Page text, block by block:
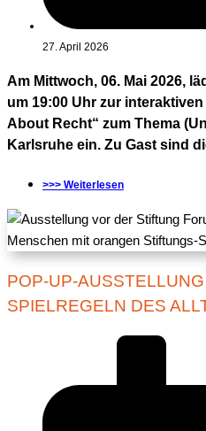
27. April 2026
Am Mittwoch, 06. Mai 2026,
um 19:00 Uhr zur
About Recht“ zum Thema
Karlsruhe ein. Zu Gast sind
>>> Weiterlesen
POP-UP-
SPIELREGELN DES